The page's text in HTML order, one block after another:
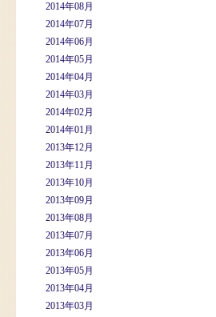
2014年08月
2014年07月
2014年06月
2014年05月
2014年04月
2014年03月
2014年02月
2014年01月
2013年12月
2013年11月
2013年10月
2013年09月
2013年08月
2013年07月
2013年06月
2013年05月
2013年04月
2013年03月